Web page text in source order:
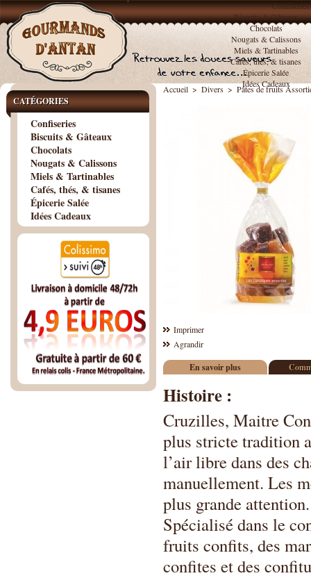
Confiseries
Biscuits & Gâteaux
Chocolats
Nougats & Calissons
Miels & Tartinables
Cafés, thés, & tisanes
Épicerie Salée
Idées Cadeaux
CATÉGORIES
Confiseries
Biscuits & Gâteaux
Chocolats
Nougats & Calissons
Miels & Tartinables
Cafés, thés, & tisanes
Épicerie Salée
Idées Cadeaux
Accueil > Divers > Pâtes de fruits
Imprimer
Agrandir
En savoir plus
Histoire :
Cruzilles, Maitre
plus stricte tradition
l’air libre dans des
manuellement. Les
plus grande attention.
Spécialisé dans le
fruits confits, des
confites et des